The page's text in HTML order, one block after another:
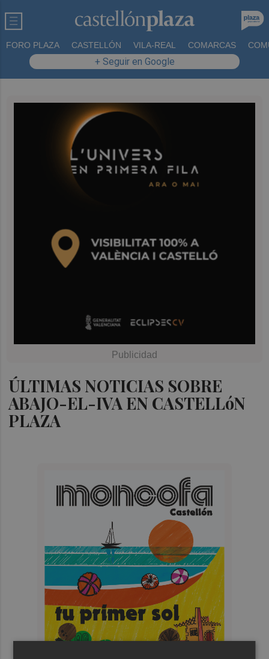
FORO PLAZA CASTELLÓN VILA-REAL COMARCAS
+ Seguir en Google
ÚLTIMAS NOTICIAS SOBRE
ABAJO-EL-IVA EN CASTELLóN
PLAZA